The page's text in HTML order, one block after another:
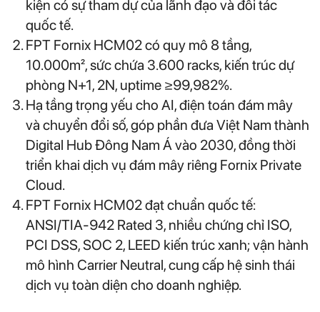
kiện có sự tham dự của lãnh đạo và đối tác
quốc tế.
FPT Fornix HCM02 có quy mô 8 tầng,
10.000m², sức chứa 3.600 racks, kiến trúc dự
phòng N+1, 2N, uptime ≥99,982%.
Hạ tầng trọng yếu cho AI, điện toán đám mây
và chuyển đổi số, góp phần đưa Việt Nam thành
Digital Hub Đông Nam Á vào 2030, đồng thời
triển khai dịch vụ đám mây riêng Fornix Private
Cloud.
FPT Fornix HCM02 đạt chuẩn quốc tế:
ANSI/TIA-942 Rated 3, nhiều chứng chỉ ISO,
PCI DSS, SOC 2, LEED kiến trúc xanh; vận hành
mô hình Carrier Neutral, cung cấp hệ sinh thái
dịch vụ toàn diện cho doanh nghiệp.